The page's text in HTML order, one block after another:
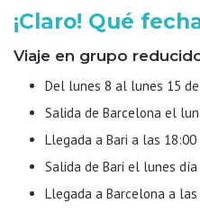
¡Claro! Qué
Viaje en grupo
Del lunes 8 al lunes 15
Salida de Barcelona el
Llegada a Bari a las 18:00
Salida de Bari el lunes
Llegada a Barcelona a las